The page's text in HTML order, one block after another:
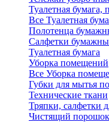
Туалетная бумага,
Все Туалетная
Полотенца
Салфетки
Туалетная бумага
Уборка помещений
Все Уборка
Губки для мытья
Технические ткани
Тряпки, салфетки
Чистящий порошок